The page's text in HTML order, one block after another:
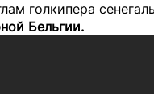
голкипера
Бельгии.